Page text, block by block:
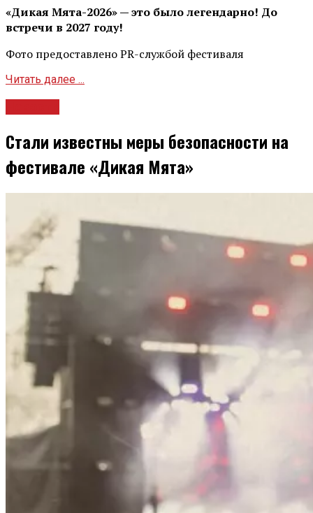
«Дикая Мята-2026» — это было легендарно! До
встречи в 2027 году!
Фото предоставлено PR-службой фестиваля
Читать далее ...
Стали известны меры безопасности на
фестивале «Дикая Мята»